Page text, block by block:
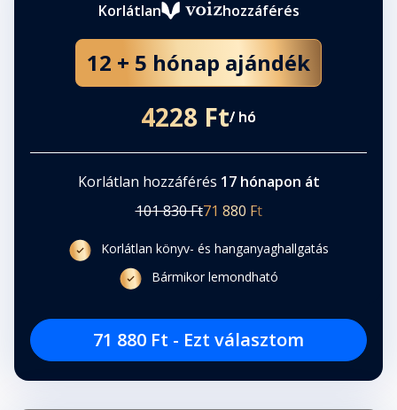
Korlátlan
hozzáférés
12 + 5 hónap ajándék
4228 Ft/ hó
Korlátlan hozzáférés 17 hónapon át
101 830 Ft71 880 Ft
Korlátlan könyv- és hanganyaghallgatás
Bármikor lemondható
71 880 Ft - Ezt választom